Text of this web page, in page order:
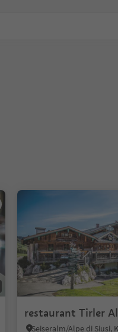
restaurant Tirler